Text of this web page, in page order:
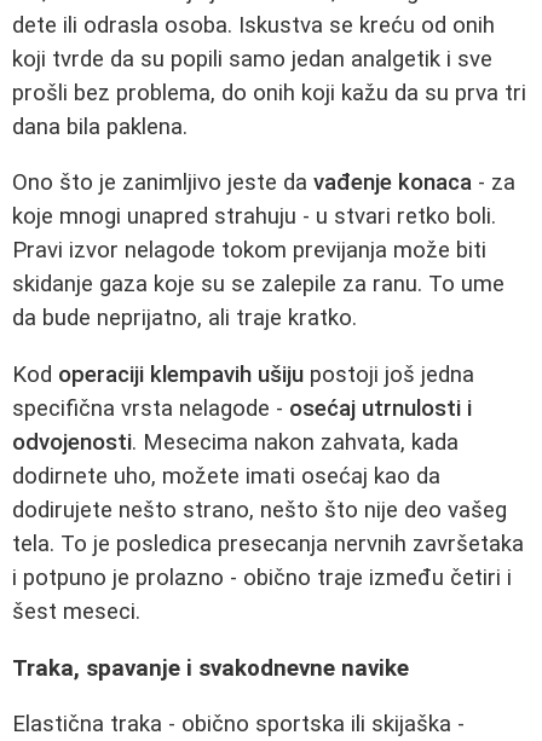
dete ili odrasla osoba. Iskustva se kreću od onih
koji tvrde da su popili samo jedan analgetik i sve
prošli bez problema, do onih koji kažu da su prva tri
dana bila paklena.
Ono što je zanimljivo jeste da vađenje konaca - za
koje mnogi unapred strahuju - u stvari retko boli.
Pravi izvor nelagode tokom previjanja može biti
skidanje gaza koje su se zalepile za ranu. To ume
da bude neprijatno, ali traje kratko.
Kod operaciji klempavih ušiju postoji još jedna
specifična vrsta nelagode - osećaj utrnulosti i
odvojenosti. Mesecima nakon zahvata, kada
dodirnete uho, možete imati osećaj kao da
dodirujete nešto strano, nešto što nije deo vašeg
tela. To je posledica presecanja nervnih završetaka
i potpuno je prolazno - obično traje između četiri i
šest meseci.
Traka, spavanje i svakodnevne navike
Elastična traka - obično sportska ili skijaška -